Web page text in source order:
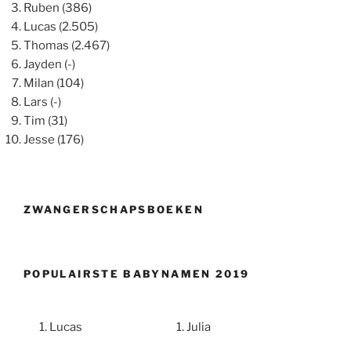
Ruben (386)
Lucas (2.505)
Thomas (2.467)
Jayden (-)
Milan (104)
Lars (-)
Tim (31)
Jesse (176)
ZWANGERSCHAPSBOEKEN
POPULAIRSTE BABYNAMEN 2019
Lucas Julia